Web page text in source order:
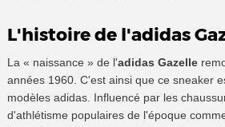
L'histoire de l'adidas
La « naissance » de l'adidas Gazelle
années 1960. C'est ainsi que ce sneaker
modèles adidas. Influencé par les
d'athlétisme populaires de l'époque